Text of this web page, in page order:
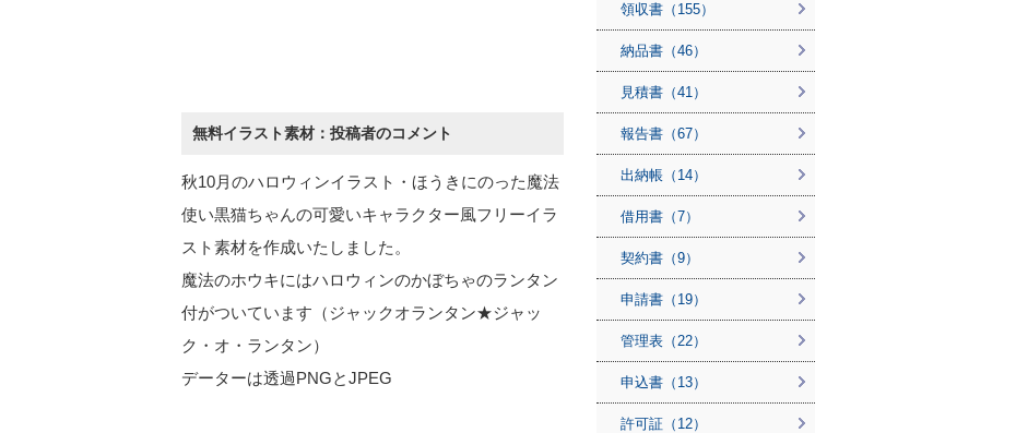
無料イラスト素材：投稿者のコメント
秋10月のハロウィンイラスト・ほうきにのった魔法
使い黒猫ちゃんの可愛いキャラクター風フリーイラ
スト素材を作成いたしました。
魔法のホウキにはハロウィンのかぼちゃのランタン
付がついています（ジャックオランタン★ジャッ
ク・オ・ランタン）
データーは透過PNGとJPEG
領収書（155）
納品書（46）
見積書（41）
報告書（67）
出納帳（14）
借用書（7）
契約書（9）
申請書（19）
管理表（22）
申込書（13）
許可証（12）